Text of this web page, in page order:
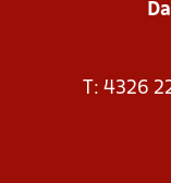
T: 4326